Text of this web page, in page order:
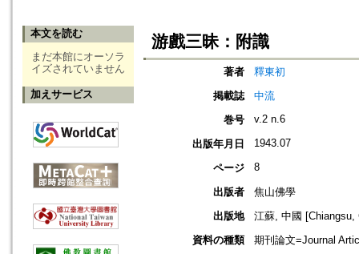
本文を読む
まだ本館にオーソラ
イズされていません
加えサービス
游戲三昧：附識
著者
釋東初
掲載誌
中流
巻号
v.2 n.6
出版年月日 1943.07
ページ 8
出版者
焦山佛學
出版地
江蘇, 中國 [Chiangsu,
資料の種類
期刊論文=Journal